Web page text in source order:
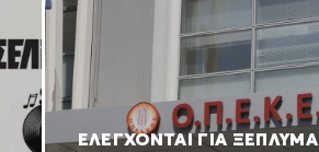
ΕΛΕΓΧΟΝΤΑΙ ΓΙΑ ΞΕΠΛΥΜΑ